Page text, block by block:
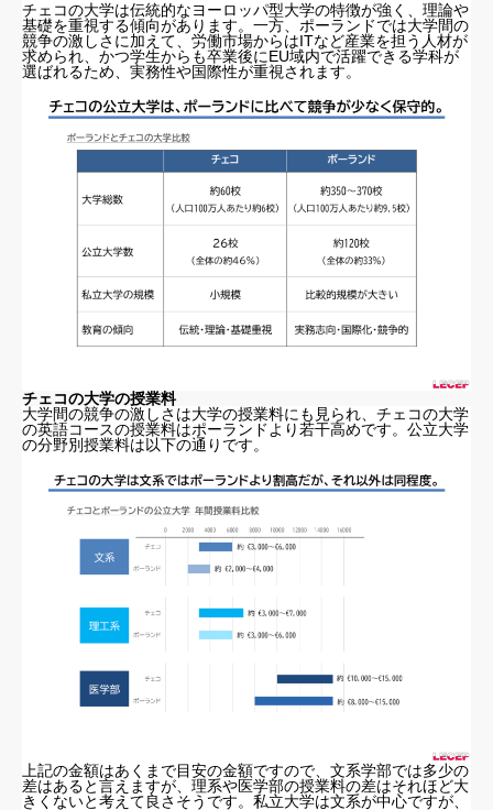
チェコの大学は伝統的なヨーロッパ型大学の特徴が強く、理論や
基礎を重視する傾向があります。一方、ポーランドでは大学間の
競争の激しさに加えて、労働市場からはITなど産業を担う人材が
求められ、かつ学生からも卒業後にEU域内で活躍できる学科が
選ばれるため、実務性や国際性が重視されます。
チェコの大学の授業料
大学間の競争の激しさは大学の授業料にも見られ、チェコの大学
の英語コースの授業料はポーランドより若干高めです。公立大学
の分野別授業料は以下の通りです。
上記の金額はあくまで目安の金額ですので、文系学部では多少の
差はあると言えますが、理系や医学部の授業料の差はそれほど大
きくないと考えて良さそうです。私立大学は文系が中心ですが、